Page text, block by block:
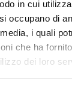
in cui
occupano di
i quali
che ha
dei loro
Audio/
10.04.2020